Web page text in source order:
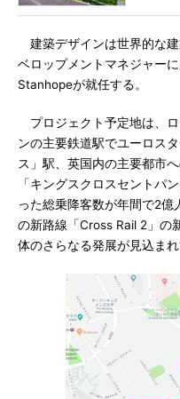
建築デザインは世界的な
ベロップメントマネジャー
Stanhopeが就任する。
プロジェクト予定地は、
ンの主要鉄道駅でユーロス
ス」駅、英国内の主要都市
「キングスクロスセントパ
った総乗降客数が年間で2
の新路線「Cross Rail 2」の
体のさらなる発展が見込まれ